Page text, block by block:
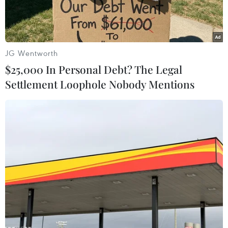
Theo nhật báo Mercury News, "đại gia" công
nghệ Google đã chi 1 tỷ USD để mua Công viên
công nghệ Shoreline, gần trụ sở của Google ở
California (Mỹ), từ công ty đầu tư bất động sản
HCP, trong vụ mua bán bất động sản lớn nhất ở
JG Wentworth
$25,000 In Personal Debt? The Legal
Settlement Loophole Nobody Mentions